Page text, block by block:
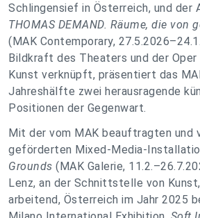
Schlingensief in Österreich, und der
THOMAS DEMAND. Räume, die von
(MAK Contemporary,
Bildkraft des Theaters und der
Kunst verknüpft, präsentiert das
Jahreshälfte zwei herausragende
Positionen der Gegenwart.
Mit der vom MAK beauftragten und
geförderten Mixed-Media-
Grounds (MAK Galerie,
Lenz, an der Schnittstelle von
arbeitend, Österreich im Jahr 2025